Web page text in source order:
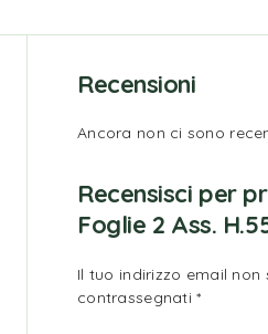
Recensioni
Ancora non ci sono
Recensisci per
Foglie 2 Ass.
Il tuo indirizzo email
contrassegnati*